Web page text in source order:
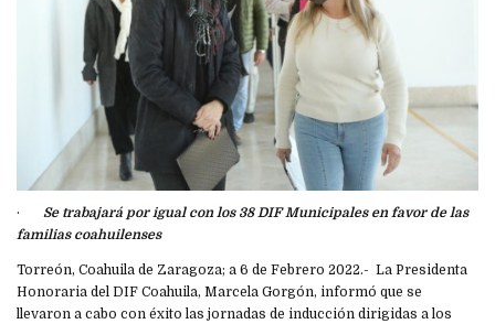
·
Se trabajará por igual con los 38 DIF Municipales en favor de las
familias coahuilenses
Torreón, Coahuila de Zaragoza; a 6 de Febrero 2022.- La Presidenta
Honoraria del DIF Coahuila, Marcela Gorgón, informó que se
llevaron a cabo con éxito las jornadas de inducción dirigidas a los